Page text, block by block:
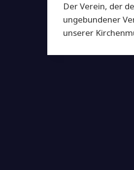
Der Verein, der
ungebundener
unserer